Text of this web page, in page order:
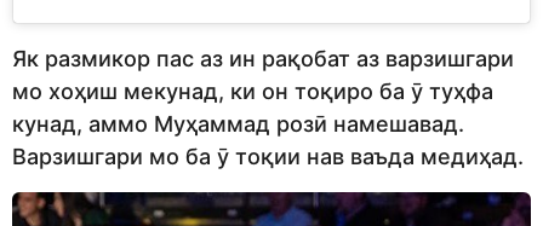
Як размикор пас аз ин рақобат аз варзишгари
мо хоҳиш мекунад, ки он тоқиро ба ӯ туҳфа
кунад, аммо Муҳаммад розӣ намешавад.
Варзишгари мо ба ӯ тоқии нав ваъда медиҳад.